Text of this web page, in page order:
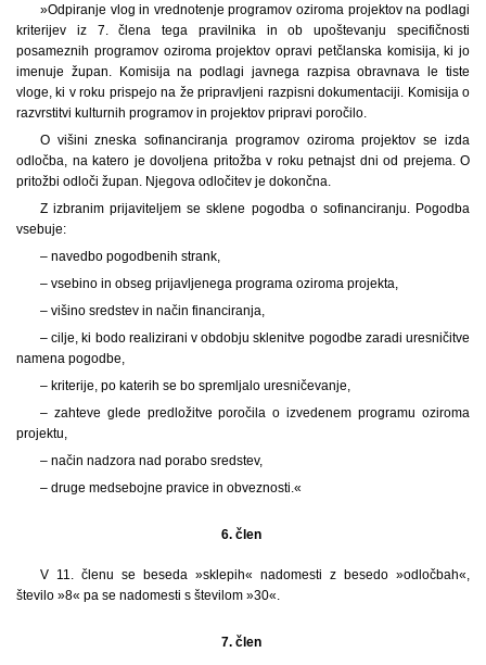
»Odpiranje vlog in vrednotenje programov oziroma projektov na podlagi
kriterijev iz 7. člena tega pravilnika in ob upoštevanju specifičnosti
posameznih programov oziroma projektov opravi petčlanska komisija, ki jo
imenuje župan. Komisija na podlagi javnega razpisa obravnava le tiste
vloge, ki v roku prispejo na že pripravljeni razpisni dokumentaciji. Komisija o
razvrstitvi kulturnih programov in projektov pripravi poročilo.
O višini zneska sofinanciranja programov oziroma projektov se izda
odločba, na katero je dovoljena pritožba v roku petnajst dni od prejema. O
pritožbi odloči župan. Njegova odločitev je dokončna.
Z izbranim prijaviteljem se sklene pogodba o sofinanciranju. Pogodba
vsebuje:
– navedbo pogodbenih strank,
– vsebino in obseg prijavljenega programa oziroma projekta,
– višino sredstev in način financiranja,
– cilje, ki bodo realizirani v obdobju sklenitve pogodbe zaradi uresničitve
namena pogodbe,
– kriterije, po katerih se bo spremljalo uresničevanje,
– zahteve glede predložitve poročila o izvedenem programu oziroma
projektu,
– način nadzora nad porabo sredstev,
– druge medsebojne pravice in obveznosti.«
6. člen
V 11. členu se beseda »sklepih« nadomesti z besedo »odločbah«,
število »8« pa se nadomesti s številom »30«.
7. člen